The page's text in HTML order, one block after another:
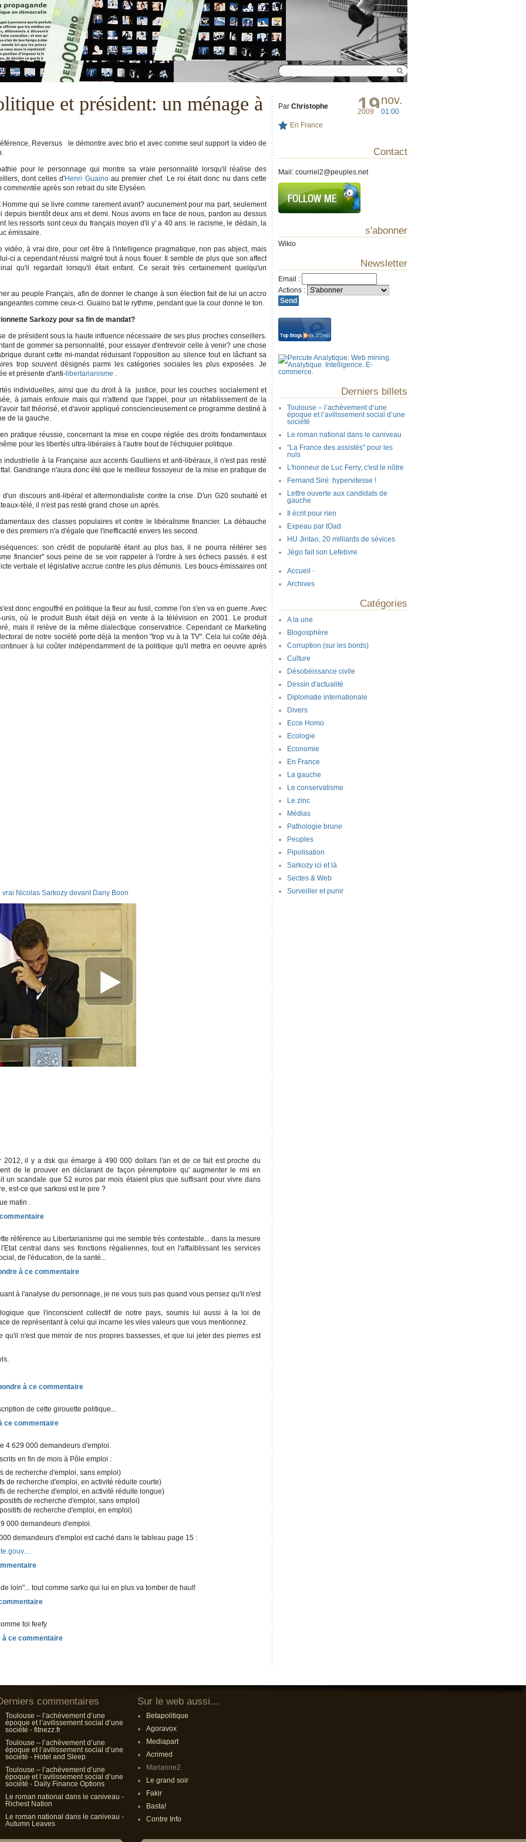
et président: un ménage à 19nov.
2009 01:00
Par Christophe
En France
Reversus le démontre avec brio et avec comme seul support la video de
pour le personnage qui montre sa vraie personnalité lorsqu'il réalise des
dont celles d'Henri Guainoau premier chef. Le roi était donc nu dans cette
après son retrait du site Elyséen.
qui se livre comme rarement avant? aucunement pour ma part, seulement
bientôt deux ans et demi. Nous avons en face de nous, pardon au dessus
les ressorts sont ceux du français moyen d'il y' a 40 ans: le racisme, le dédain, la
émissaire.
à vrai dire, pour cet être à l'intelligence pragmatique, non pas abject, mais
ci a cependant réussi malgré tout à nous flouer. Il semble de plus que son affect
qu'il regardait lorsqu'il était enfant. Ce serait très certainement quelqu'un
au peuple Français, afin de donner le change à son élection fait de lui un accro
comme ceux-ci. Guaino bat le rythme, pendant que la cour donne le ton.
Sarkozy pour sa fin de mandat?
de président sous la haute influence nécessaire de ses plus proches conseillers.
de gommer sa personnalité, pour essayer d'entrevoir celle à venir? une chose
durant cette mi-mandat réduisant l'opposition au silence tout en lâchant sa
trop souvent désignés parmi les catégories sociales les plus exposées. Je
et présente d'anti- libertarianisme .
individuelles, ainsi que du droit à la justice, pour les couches socialement et
à jamais enfouie mais qui n'attend que l'appel, pour un rétablissement de la
fait théorisé, et d'avoir appliqué consciencieusement ce programme destiné à
de la gauche.
pratique réussie, concernant la mise en coupe réglée des droits fondamentaux
pour les libertés ultra-libérales à l'autre bout de l'échiquier politique.
à la Française aux accents Gaulliens et anti-libéraux, il n'est pas resté
Gandrange n'aura donc été que le meilleur fossoyeur de la mise en pratique de
discours anti-libéral et altermondialiste contre la crise. D'un G20 souhaité et
télé, il n'est pas resté grand chose un après.
des classes populaires et contre le libéralisme financier. La débauche
des premiers n'a d'égale que l'inefficacité envers les second.
son crédit de popularité étant au plus bas, il ne pourra réitérer ses
financier" sous peine de se voir rappeler à l'ordre à ses échecs passés. il est
verbale et législative accrue contre les plus démunis. Les boucs-émissaires ont
donc engouffré en politique la fleur au fusil, comme l'on s'en va en guerre. Avec
où le produit Bush était déjà en vente à la télévision en 2001. Le produit
mais il relève de la même dialectique conservatrice. Cependant ce Marketing
de notre société porte déjà la mention "trop vu à la TV". Cela lui coûte déjà
à lui coûter indépendamment de la politique qu'il mettra en oeuvre après
vrai Nicolas Sarkozy devant Dany Boon
2012, il y a dsk qui émarge à 490 000 dollars l'an et de ce fait est proche du
de le prouver en déclarant de façon péremptoire qu' augmenter le rmi en
un scandale que 52 euros par mois étaient plus que suffisant pour vivre dans
est-ce que sarkosi est le pire ?
matin .
référence au Libertarianisme qui me semble très contestable... dans la mesure
central dans ses fonctions régaliennes, tout en l'affaiblissant les services
de l'éducation, de la santé...
à l'analyse du personnage, je ne vous suis pas quand vous pensez qu'il n'est
que l'inconscient collectif de notre pays, soumis lui aussi à la loi de
de représentant à celui qui incarne les viles valeurs que vous mentionnez.
qu'il n'est que mirroir de nos propres bassesses, et que lui jeter des pierres est
de cette girouette politique...
4 629 000 demandeurs d'emploi.
en fin de mois à Pôle emploi :
de recherche d'emploi, sans emploi)
de recherche d'emploi, en activité réduite courte)
de recherche d'emploi, en activité réduite longue)
de recherche d'emploi, sans emploi)
de recherche d'emploi, en emploi)
000 demandeurs d'emploi.
demandeurs d'emploi est caché dans le tableau page 15 :
loin"... tout comme sarko qui lui en plus va tomber de haut!
toi feefy
Contact
Mail: courriel2@peuples.net
s'abonner
Wikio
Newsletter
Email :
Actions :
Derniers billets
Toulouse – l’achèvement d’une
époque et l’avilissement social d’une
société
Le roman national dans le caniveau
"La France des assistés" pour les
nuls
L'honneur de Luc Ferry, c'est le nôtre
Fernand Siré: hypervitesse !
Lettre ouverte aux candidats de
gauche
Il écrit pour rien
Expeau par tOad
HU Jintao, 20 milliards de sévices
Jégo fait son Lefebvre
Accueil -
Archives
Catégories
A la une
Blogosphère
Corruption (sur les bords)
Culture
Désobéissance civile
Dessin d'actualité
Diplomatie internationale
Divers
Ecce Homo
Ecologie
Economie
En France
La gauche
Le conservatisme
Le zinc
Médias
Pathologie brune
Peuples
Pipolisation
Sarkozy ici et là
Sectes & Web
Surveiller et punir
commentaires
Toulouse – l’achèvement d’une
époque et l’avilissement social d’une
société - fitnezz.fr
Toulouse – l’achèvement d’une
époque et l’avilissement social d’une
société - Hotel and Sleep
Toulouse – l’achèvement d’une
époque et l’avilissement social d’une
société - Daily Finance Options
Le roman national dans le caniveau -
Richest Nation
Le roman national dans le caniveau -
Autumn Leaves
Sur le web aussi...
Betapolitique
Agoravox
Mediapart
Acrimed
Marianne2
Le grand soir
Fakir
Basta!
Contre Info